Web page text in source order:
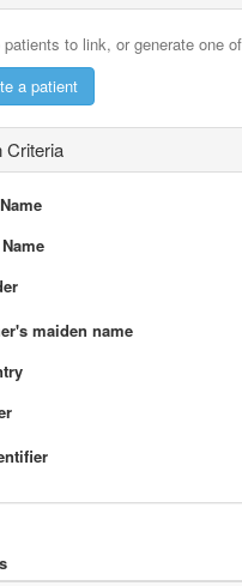
to link, or generate one
Criteria
maiden name